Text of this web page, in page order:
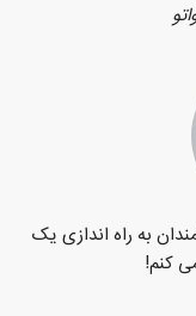
به راه اندازی یک
کنم!